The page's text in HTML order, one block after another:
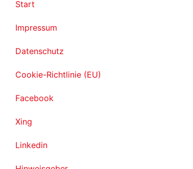
Start
Impressum
Datenschutz
Cookie-Richtlinie (EU)
Facebook
Xing
Linkedin